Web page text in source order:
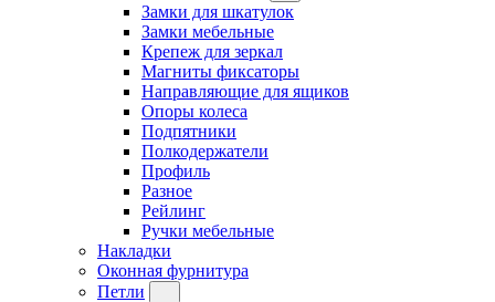
Замки для шкатулок
Замки мебельные
Крепеж для зеркал
Магниты фиксаторы
Направляющие для ящиков
Опоры колеса
Подпятники
Полкодержатели
Профиль
Разное
Рейлинг
Ручки мебельные
Накладки
Оконная фурнитура
Петли